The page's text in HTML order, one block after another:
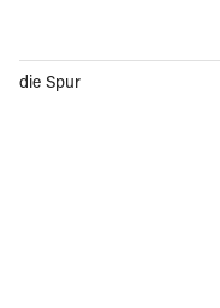
die Spur